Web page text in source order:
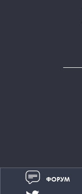
ФОРУМ